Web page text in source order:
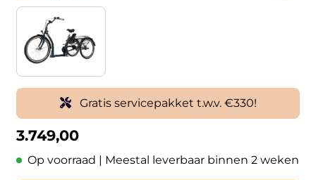
Gratis servicepakket t.w.v. €330!
3.749,00
Op voorraad | Meestal leverbaar binnen 2 weken